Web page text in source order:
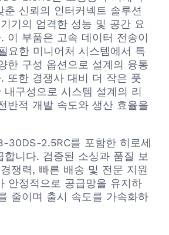
춘 신뢰의 인터커넥트 솔루션
기의 엄격한 성능 및 공간 요
이 부품은 고속 데이터 전송이
요한 미니어처 시스템에서 특
한 구성 옵션으로 설계의 융통
또한 경쟁사 대비 더 작은 풋
내구성으로 시스템 설계의 리
반적 개발 속도와 생산 효율을
30DS-2.5RC를 포함한 히로세
합니다. 검증된 소싱과 품질 보
쟁력, 빠른 배송 및 전문 지원
안정적으로 공급망을 유지하
줄이며 출시 속도를 가속화하